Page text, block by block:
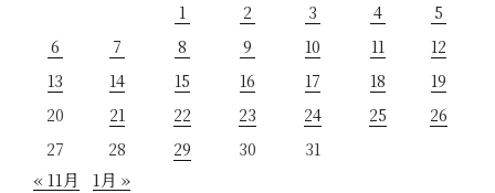
1
2 3 4
5
6
7 8 9 10 11
12
13
14 15 16 17 18
19
20
21 22 23 24 25
26
27
28 29 30 31
« 11月 1月 »